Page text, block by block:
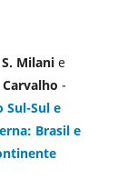
Milani e
Carvalho -
Sul-Sul e
Brasil e